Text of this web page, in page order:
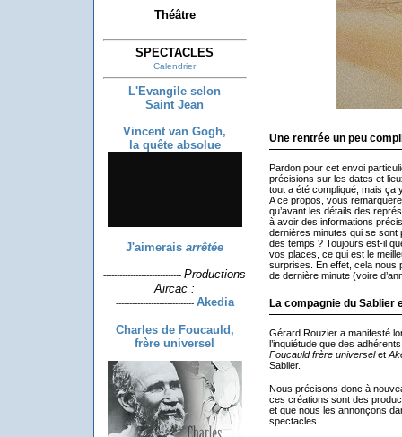
Théâtre
SPECTACLES
Calendrier
L'Evangile selon
Saint Jean
Vincent van Gogh,
la quête absolue
J'aimerais arrêtée
----------------------------- Productions
Aircac :
----------------------------- Akedia
Charles de Foucauld,
frère universel
Une rentrée un peu
Pardon pour cet envoi
précisions sur les dates et
tout a été compliqué, mais ça
A ce propos, vous
qu’avant les détails des
à avoir des informations
dernières minutes qui se sont
des temps ? Toujours est-il
vos places, ce qui est le
surprises. En effet, cela nous
de dernière minute (voire
La compagnie du Sablier
Gérard Rouzier a manifesté
l’inquiétude que des
Foucauld frère universelet
Sablier.
Nous précisons donc à
ces créations sont des
et que nous les annonçons
spectacles.